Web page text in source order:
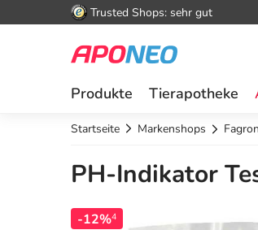
Trusted Shops: sehr gut
Produkte Tierapotheke
Startseite Markenshops Fagron
PH-Indikator
-12%4